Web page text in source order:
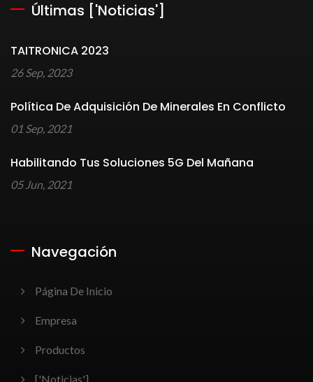
Últimas ['Noticias']
TAITRONICA 2023
26 Sep, 2023
Política De Adquisición De Minerales En Conflicto
01 Sep, 2021
Habilitando Tus Soluciones 5G Del Mañana
05 Jun, 2021
Navegación
Página De Inicio
Empresa
Productos
['Noticias']